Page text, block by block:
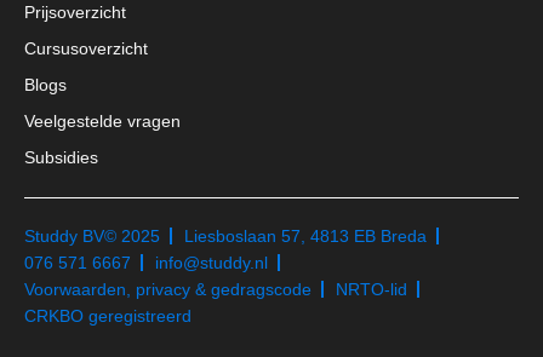
Prijsoverzicht
Cursusoverzicht
Blogs
Veelgestelde vragen
Subsidies
Studdy BV© 2025
Liesboslaan 57, 4813 EB Breda
076 571 6667
info@studdy.nl
Voorwaarden, privacy & gedragscode
NRTO-lid
CRKBO geregistreerd